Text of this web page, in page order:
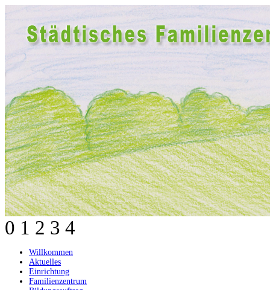
0 1 2 3 4
Willkommen
Aktuelles
Einrichtung
Familienzentrum